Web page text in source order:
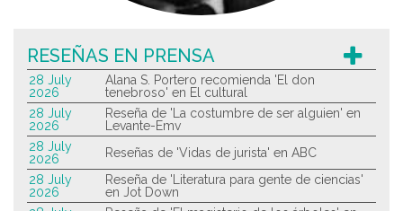
RESEÑAS EN PRENSA
28 July
2026
Alana S. Portero recomienda 'El don
tenebroso' en El cultural
28 July
2026
Reseña de 'La costumbre de ser alguien' en
Levante-Emv
28 July
2026
Reseñas de 'Vidas de jurista' en ABC
28 July
2026
Reseña de 'Literatura para gente de ciencias'
en Jot Down